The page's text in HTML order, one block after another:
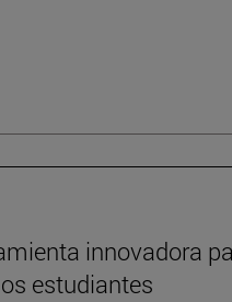
innovadora
estudiantes